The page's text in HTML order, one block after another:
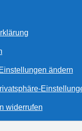
ändern
widerrufen